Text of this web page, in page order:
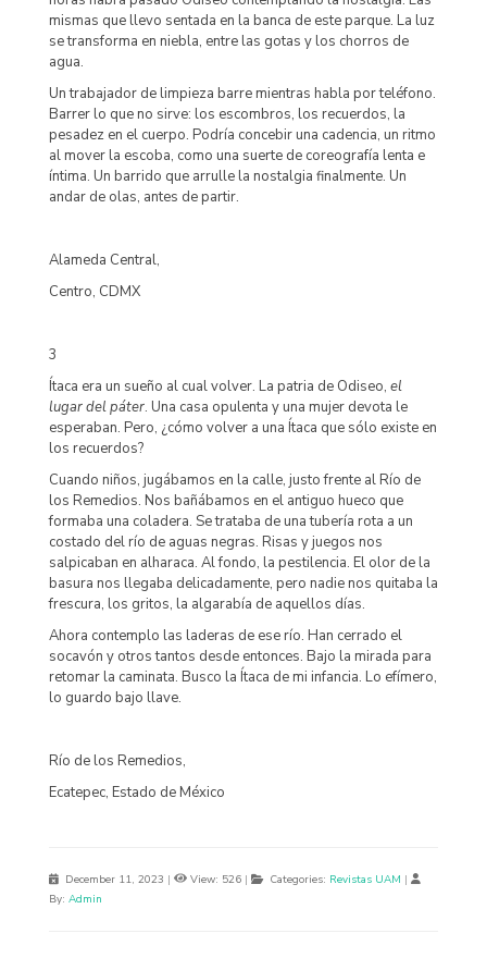
mismas que llevo sentada en la banca de este parque. La luz
se transforma en niebla, entre las gotas y los chorros de
agua.
Un trabajador de limpieza barre mientras habla por teléfono.
Barrer lo que no sirve: los escombros, los recuerdos, la
pesadez en el cuerpo. Podría concebir una cadencia, un ritmo
al mover la escoba, como una suerte de coreografía lenta e
íntima. Un barrido que arrulle la nostalgia finalmente. Un
andar de olas, antes de partir.
Alameda Central,
Centro, CDMX
3
Ítaca era un sueño al cual volver. La patria de Odiseo, el
lugar del páter. Una casa opulenta y una mujer devota le
esperaban. Pero, ¿cómo volver a una Ítaca que sólo existe en
los recuerdos?
Cuando niños, jugábamos en la calle, justo frente al Río de
los Remedios. Nos bañábamos en el antiguo hueco que
formaba una coladera. Se trataba de una tubería rota a un
costado del río de aguas negras. Risas y juegos nos
salpicaban en alharaca. Al fondo, la pestilencia. El olor de la
basura nos llegaba delicadamente, pero nadie nos quitaba la
frescura, los gritos, la algarabía de aquellos días.
Ahora contemplo las laderas de ese río. Han cerrado el
socavón y otros tantos desde entonces. Bajo la mirada para
retomar la caminata. Busco la Ítaca de mi infancia. Lo efímero,
lo guardo bajo llave.
Río de los Remedios,
Ecatepec, Estado de México
December 11, 2023 | View: 526 | Categories: Revistas UAM |
By: Admin